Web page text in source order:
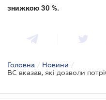
знижкою 30 %.
Головна / Новини /